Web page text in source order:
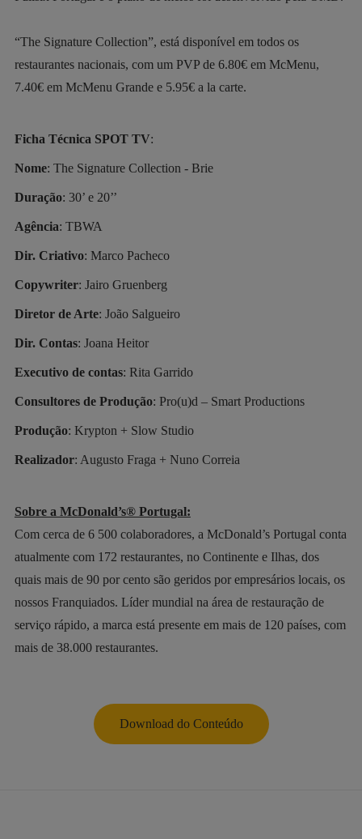
“The Signature Collection”, está disponível em todos os
restaurantes nacionais, com um PVP de 6.80€ em McMenu,
7.40€ em McMenu Grande e 5.95€ a la carte.
Ficha Técnica SPOT TV:
Nome: The Signature Collection - Brie
Duração: 30’ e 20’’
Agência: TBWA
Dir. Criativo: Marco Pacheco
Copywriter: Jairo Gruenberg
Diretor de Arte: João Salgueiro
Dir. Contas: Joana Heitor
Executivo de contas: Rita Garrido
Consultores de Produção: Pro(u)d – Smart Productions
Produção: Krypton + Slow Studio
Realizador: Augusto Fraga + Nuno Correia
Sobre a McDonald’s® Portugal:
Com cerca de 6 500 colaboradores, a McDonald’s Portugal conta
atualmente com 172 restaurantes, no Continente e Ilhas, dos
quais mais de 90 por cento são geridos por empresários locais, os
nossos Franquiados. Líder mundial na área de restauração de
serviço rápido, a marca está presente em mais de 120 países, com
mais de 38.000 restaurantes.
Download do Conteúdo